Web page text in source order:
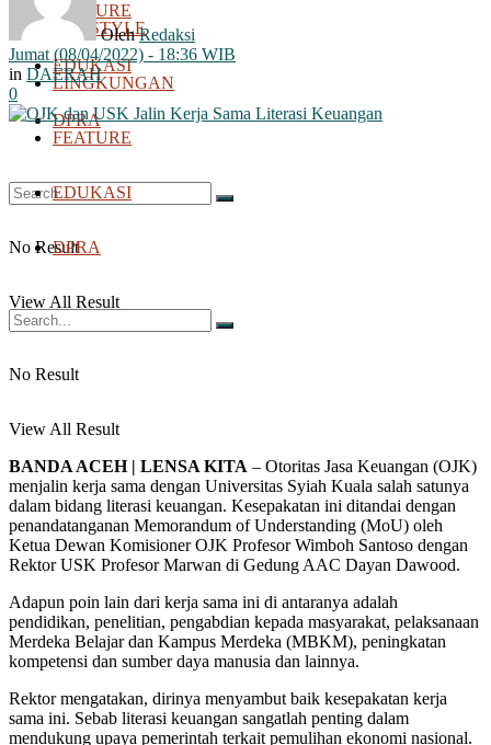
FEATURE
EDUKASI
DPRA
No Result
View All Result
LIFESTYLE
LINGKUNGAN
FEATURE
EDUKASI
DPRA
No Result
View All Result
Oleh Redaksi
Jumat (08/04/2022) - 18:36 WIB
in DAERAH
0
BANDA ACEH | LENSA KITA – Otoritas Jasa Keuangan (OJK)
menjalin kerja sama dengan Universitas Syiah Kuala salah satunya
dalam bidang literasi keuangan. Kesepakatan ini ditandai dengan
penandatanganan Memorandum of Understanding (MoU) oleh
Ketua Dewan Komisioner OJK Profesor Wimboh Santoso dengan
Rektor USK Profesor Marwan di Gedung AAC Dayan Dawood.
Adapun poin lain dari kerja sama ini di antaranya adalah
pendidikan, penelitian, pengabdian kepada masyarakat, pelaksanaan
Merdeka Belajar dan Kampus Merdeka (MBKM), peningkatan
kompetensi dan sumber daya manusia dan lainnya.
Rektor mengatakan, dirinya menyambut baik kesepakatan kerja
sama ini. Sebab literasi keuangan sangatlah penting dalam
mendukung upaya pemerintah terkait pemulihan ekonomi nasional.